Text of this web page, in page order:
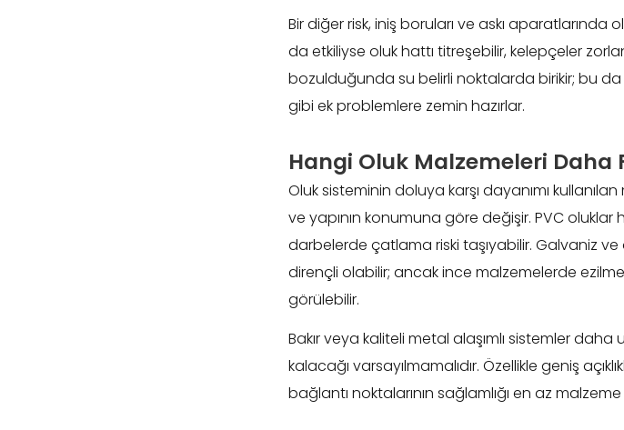
Bir diğer risk, iniş boruları ve askı aparatlarında
da etkiliyse oluk hattı titreşebilir, kelepçeler
bozulduğunda su belirli noktalarda birikir; bu da
gibi ek problemlere zemin hazırlar.
Hangi Oluk Malzemeleri Daha
Oluk sisteminin doluya karşı dayanımı
ve yapının konumuna göre değişir. PVC
darbelerde çatlama riski taşıyabilir. Galvaniz
dirençli olabilir; ancak ince malzemelerde
görülebilir.
Bakır veya kaliteli metal alaşımlı sistemler
kalacağı varsayılmamalıdır. Özellikle geniş
bağlantı noktalarının sağlamlığı en az